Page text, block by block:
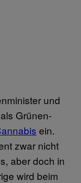
und
Grünen-
ein.
zwar nicht
aber doch in
wird beim